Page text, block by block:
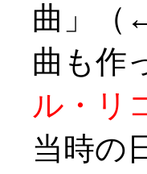
曲」（
曲も作
ル・リ
当時の